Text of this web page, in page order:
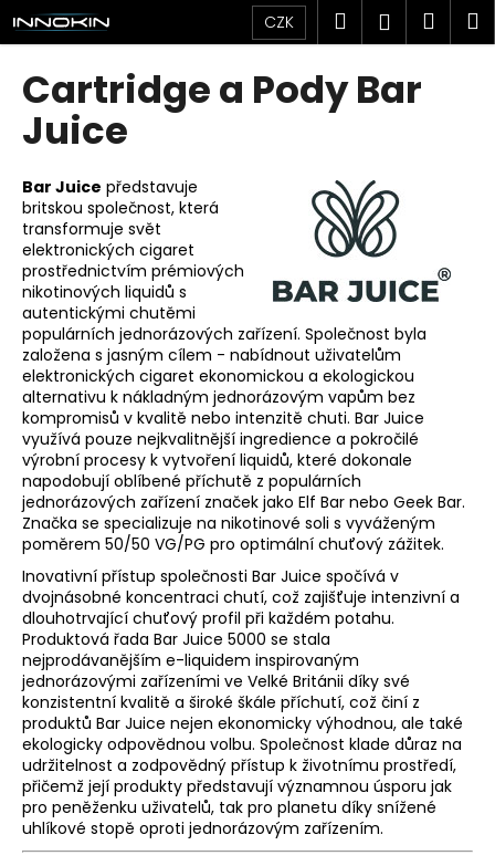
Přejít
na
obsah
CZK Hledat
Cartridge a Pody Bar
Juice
Bar Juice představuje
britskou společnost, která
transformuje svět
elektronických cigaret
prostřednictvím prémiových
nikotinových liquidů s
autentickými chutěmi
populárních jednorázových zařízení. Společnost byla
založena s jasným cílem - nabídnout uživatelům
elektronických cigaret ekonomickou a ekologickou
alternativu k nákladným jednorázovým vapům bez
kompromisů v kvalitě nebo intenzitě chuti. Bar Juice
využívá pouze nejkvalitnější ingredience a pokročilé
výrobní procesy k vytvoření liquidů, které dokonale
napodobují oblíbené příchutě z populárních
jednorázových zařízení značek jako Elf Bar nebo Geek Bar.
Značka se specializuje na nikotinové soli s vyváženým
poměrem 50/50 VG/PG pro optimální chuťový zážitek.
Inovativní přístup společnosti Bar Juice spočívá v
dvojnásobné koncentraci chutí, což zajišťuje intenzivní a
dlouhotrvající chuťový profil při každém potahu.
Produktová řada Bar Juice 5000 se stala
nejprodávanějším e-liquidem inspirovaným
jednorázovými zařízeními ve Velké Británii díky své
konzistentní kvalitě a široké škále příchutí, což činí z
produktů Bar Juice nejen ekonomicky výhodnou, ale také
ekologicky odpovědnou volbu. Společnost klade důraz na
udržitelnost a zodpovědný přístup k životnímu prostředí,
přičemž její produkty představují významnou úsporu jak
pro peněženku uživatelů, tak pro planetu díky snížené
uhlíkové stopě oproti jednorázovým zařízením.
K
o
C
o
p
o
t
ř
e
b
u
j
e
t
e
n
a
j
í
t
?
HLEDAT
D